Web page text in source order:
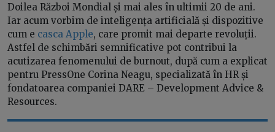
Doilea Război Mondial și mai ales în ultimii 20 de ani.
Iar acum vorbim de inteligența artificială și dispozitive
cum e casca Apple, care promit mai departe revoluții.
Astfel de schimbări semnificative pot contribui la
acutizarea fenomenului de burnout, după cum a explicat
pentru PressOne Corina Neagu, specializată în HR și
fondatoarea companiei DARE – Development Advice &
Resources.